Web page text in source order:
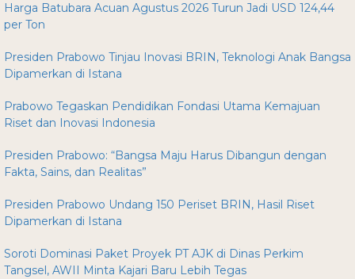
Harga Batubara Acuan Agustus 2026 Turun Jadi USD 124,44
per Ton
Presiden Prabowo Tinjau Inovasi BRIN, Teknologi Anak Bangsa
Dipamerkan di Istana
Prabowo Tegaskan Pendidikan Fondasi Utama Kemajuan
Riset dan Inovasi Indonesia
Presiden Prabowo: “Bangsa Maju Harus Dibangun dengan
Fakta, Sains, dan Realitas”
Presiden Prabowo Undang 150 Periset BRIN, Hasil Riset
Dipamerkan di Istana
Soroti Dominasi Paket Proyek PT AJK di Dinas Perkim
Tangsel, AWII Minta Kajari Baru Lebih Tegas